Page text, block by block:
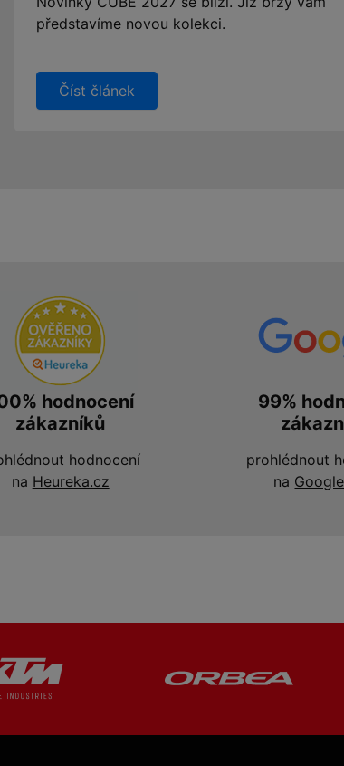
představíme novou kolekci.
Číst článek
hodnocení
zákazníků
hodnocení
na Heureka.cz
99%
prohlédnout
na